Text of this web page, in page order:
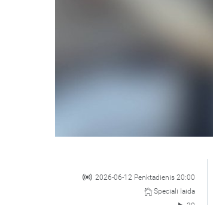
2026-06-12 Penktadienis 20:00
Speciali laida